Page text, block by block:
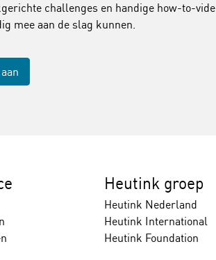
challenges en handige how-to-
mee aan de slag kunnen.
Heutink groep
Heutink Nederland
Heutink International
Heutink Foundation